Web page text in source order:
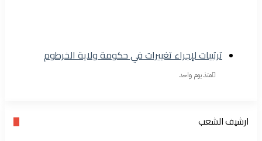
ترتيبات لإجراء تغييرات في حكومة ولاية الخرطوم
منذ يوم واحد
ارشيف الشعب